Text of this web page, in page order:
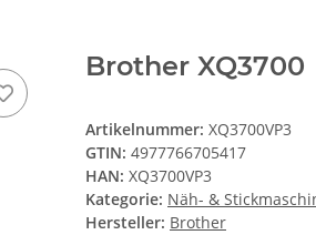
Brother XQ3700
Artikelnummer: XQ3700VP3
GTIN: 4977766705417
HAN: XQ3700VP3
Kategorie: Näh- &
Hersteller: Brother